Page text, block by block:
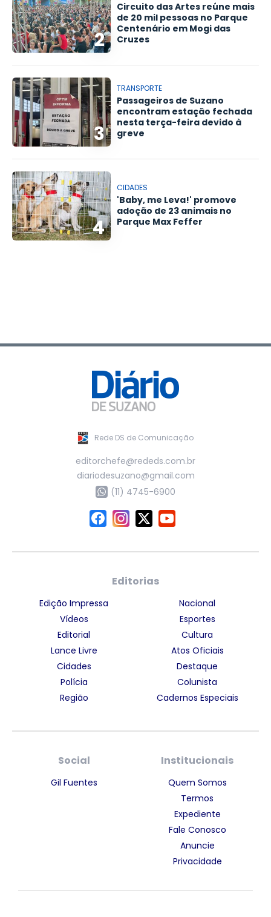
2
Circuito das Artes reúne mais
de 20 mil pessoas no Parque
Centenário em Mogi das
Cruzes
3
TRANSPORTE
Passageiros de Suzano
encontram estação fechada
nesta terça-feira devido à
greve
4
CIDADES
'Baby, me Leva!' promove
adoção de 23 animais no
Parque Max Feffer
Rede DS de Comunicação
editorchefe@rededs.com.br
diariodesuzano@gmail.com
(11) 4745-6900
Editorias
Edição Impressa
Vídeos
Editorial
Lance Livre
Cidades
Polícia
Região
Nacional
Esportes
Cultura
Atos Oficiais
Destaque
Colunista
Cadernos Especiais
Social
Gil Fuentes
Institucionais
Quem Somos
Termos
Expediente
Fale Conosco
Anuncie
Privacidade